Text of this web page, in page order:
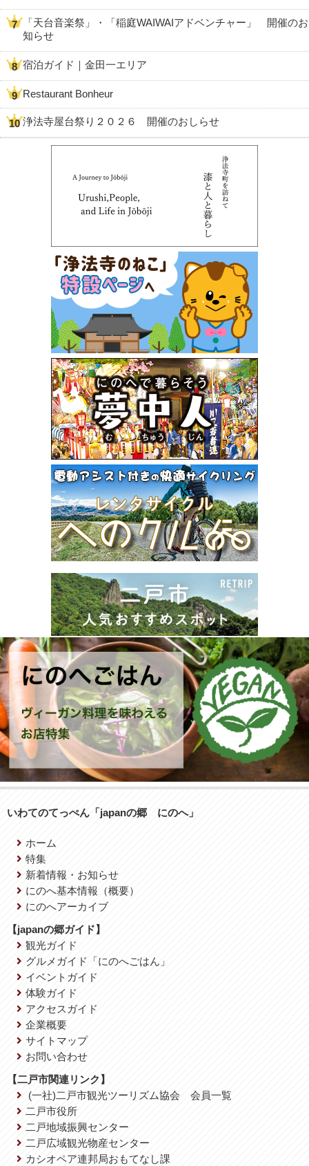
「天台音楽祭」・「稲庭WAIWAIアドベンチャー」 開催のお
知らせ
宿泊ガイド｜金田一エリア
Restaurant Bonheur
浄法寺屋台祭り２０２６ 開催のおしらせ
いわてのてっぺん「japanの郷 にのへ」
ホーム
特集
新着情報・お知らせ
にのへ基本情報（概要）
にのへアーカイブ
【japanの郷ガイド】
観光ガイド
グルメガイド「にのへごはん」
イベントガイド
体験ガイド
アクセスガイド
企業概要
サイトマップ
お問い合わせ
【二戸市関連リンク】
(一社)二戸市観光ツーリズム協会 会員一覧
二戸市役所
二戸地域振興センター
二戸広域観光物産センター
カシオペア連邦局おもてなし課